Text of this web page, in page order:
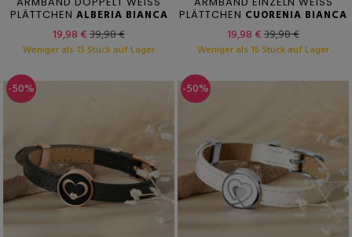
PLÄTTCHEN ALBERIA BIANCA
19,98 €39,98 €
Weniger als 15 Stück auf Lager
PLÄTTCHEN CUORENIA BIANCA
19,98 €39,98 €
Weniger als 15 Stück auf Lager
-50% -50%